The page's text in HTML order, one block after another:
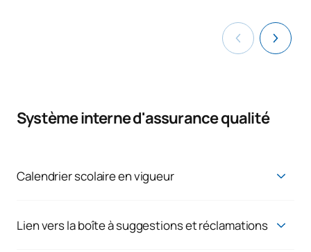
Système interne d'assurance qualité
Calendrier scolaire en vigueur
Lien vers la boîte à suggestions et réclamations